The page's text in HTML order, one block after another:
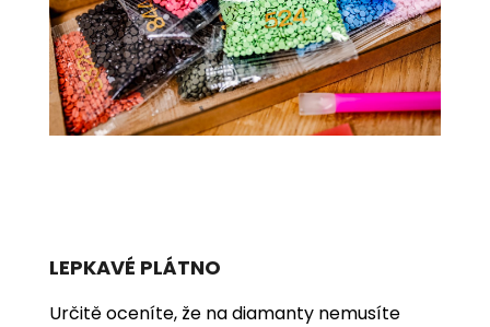
LEPKAVÉ PLÁTNO
Určitě oceníte, že na diamanty nemusíte